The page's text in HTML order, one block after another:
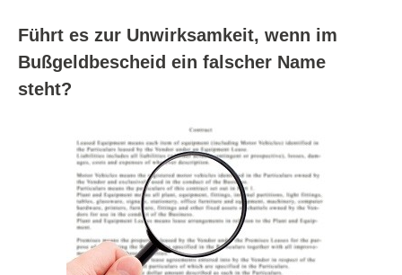
Führt es zur Unwirksamkeit, wenn im
Bußgeldbescheid ein falscher Name
steht?